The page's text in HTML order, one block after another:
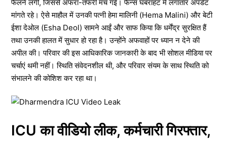
फैलने लगीं, जिससे अफरा-तफरी मच गई। फैन्स घबराहट में लगातार अपडेट
मांगते रहे। ऐसे माहौल में उनकी पत्नी हेमा मालिनी (Hema Malini) और बेटी
ईशा देओल (Esha Deol) सामने आईं और साफ किया कि धर्मेंद्र सुरक्षित हैं
तथा उनकी हालत में सुधार हो रहा है। उन्होंने अफवाहों पर ध्यान न देने की
अपील की। परिवार की इस आधिकारिक जानकारी के बाद भी सोशल मीडिया पर
चर्चाएं थमी नहीं। स्थिति संवेदनशील थी, और परिवार संयम के साथ स्थिति को
संभालने की कोशिश कर रहा था।
ICU का वीडियो लीक, कर्मचारी गिरफ्तार,